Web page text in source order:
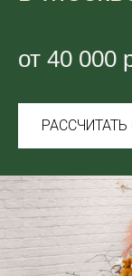
от 40 000